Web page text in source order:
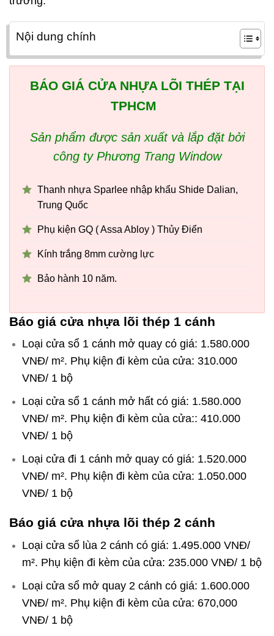
Nội dung chính
BÁO GIÁ CỬA NHỰA LÕI THÉP TẠI
TPHCM
Sản phẩm được sản xuất và lắp đặt bởi
công ty Phương Trang Window
Thanh nhựa Sparlee nhập khẩu Shide Dalian,
Trung Quốc
Phụ kiện GQ ( Assa Abloy ) Thủy Điển
Kính trắng 8mm cường lực
Bảo hành 10 năm.
Báo giá cửa nhựa lõi thép 1 cánh
Loại cửa sổ 1 cánh mở quay có giá: 1.580.000
VNĐ/ m². Phụ kiện đi kèm của cửa: 310.000
VNĐ/ 1 bộ
Loại cửa sổ 1 cánh mở hất có giá: 1.580.000
VNĐ/ m². Phụ kiện đi kèm của cửa:: 410.000
VNĐ/ 1 bộ
Loại cửa đi 1 cánh mở quay có giá: 1.520.000
VNĐ/ m². Phụ kiện đi kèm của cửa: 1.050.000
VNĐ/ 1 bộ
Báo giá cửa nhựa lõi thép 2 cánh
Loại cửa sổ lùa 2 cánh có giá: 1.495.000 VNĐ/
m². Phụ kiện đi kèm của cửa: 235.000 VNĐ/ 1 bộ
Loại cửa sổ mở quay 2 cánh có giá: 1.600.000
VNĐ/ m². Phụ kiện đi kèm của cửa: 670,000
VNĐ/ 1 bộ